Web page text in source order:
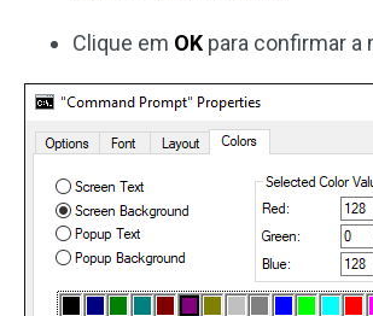
Clique em OK para confirmar a